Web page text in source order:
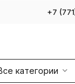
+7
категории